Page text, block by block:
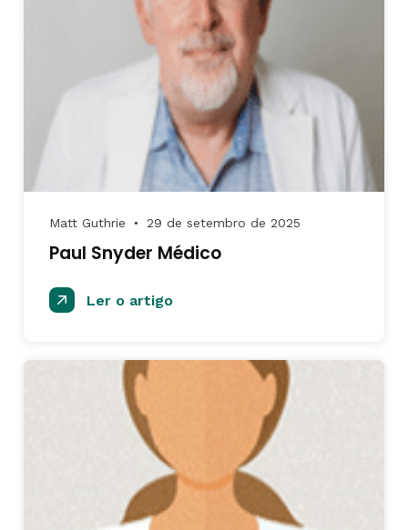
Matt Guthrie ● 29 de setembro de 2025
Paul Snyder Médico
Ler o artigo